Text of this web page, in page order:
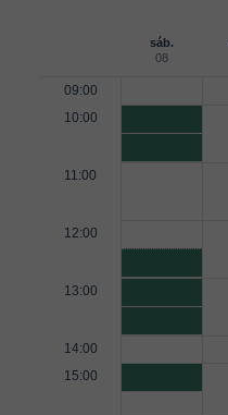
sáb.
08
09:00
10:00
11:00
12:00
13:00
14:00
15:00